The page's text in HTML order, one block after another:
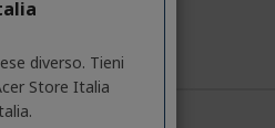
diverso. Tieni
Store Italia